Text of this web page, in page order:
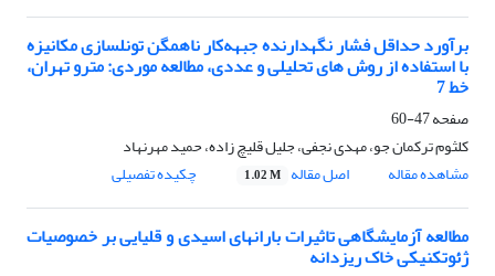
برآورد حداقل فشار نگهدارنده جبهه‌کار ناهمگن تونلسازی مکانیزه
با استفاده از روش های تحلیلی و عددی، مطالعه موردی: مترو تهران،
خط 7
صفحه47-60
کلثوم ترکمان جو، مهدی نجفی، جلیل قلیچ زاده، حمید مهرنهاد
مشاهده مقاله
اصل مقاله 1.02 M چکیده تفصیلی
مطالعه آزمایشگاهی تاثیرات بارانهای اسیدی و قلیایی بر خصوصیات
ژئوتکنیکی خاک ریزدانه